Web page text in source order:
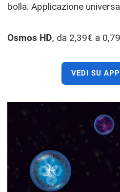
bolla. Applicazione
Osmos HD, da 2,39€ a
VEDI SU